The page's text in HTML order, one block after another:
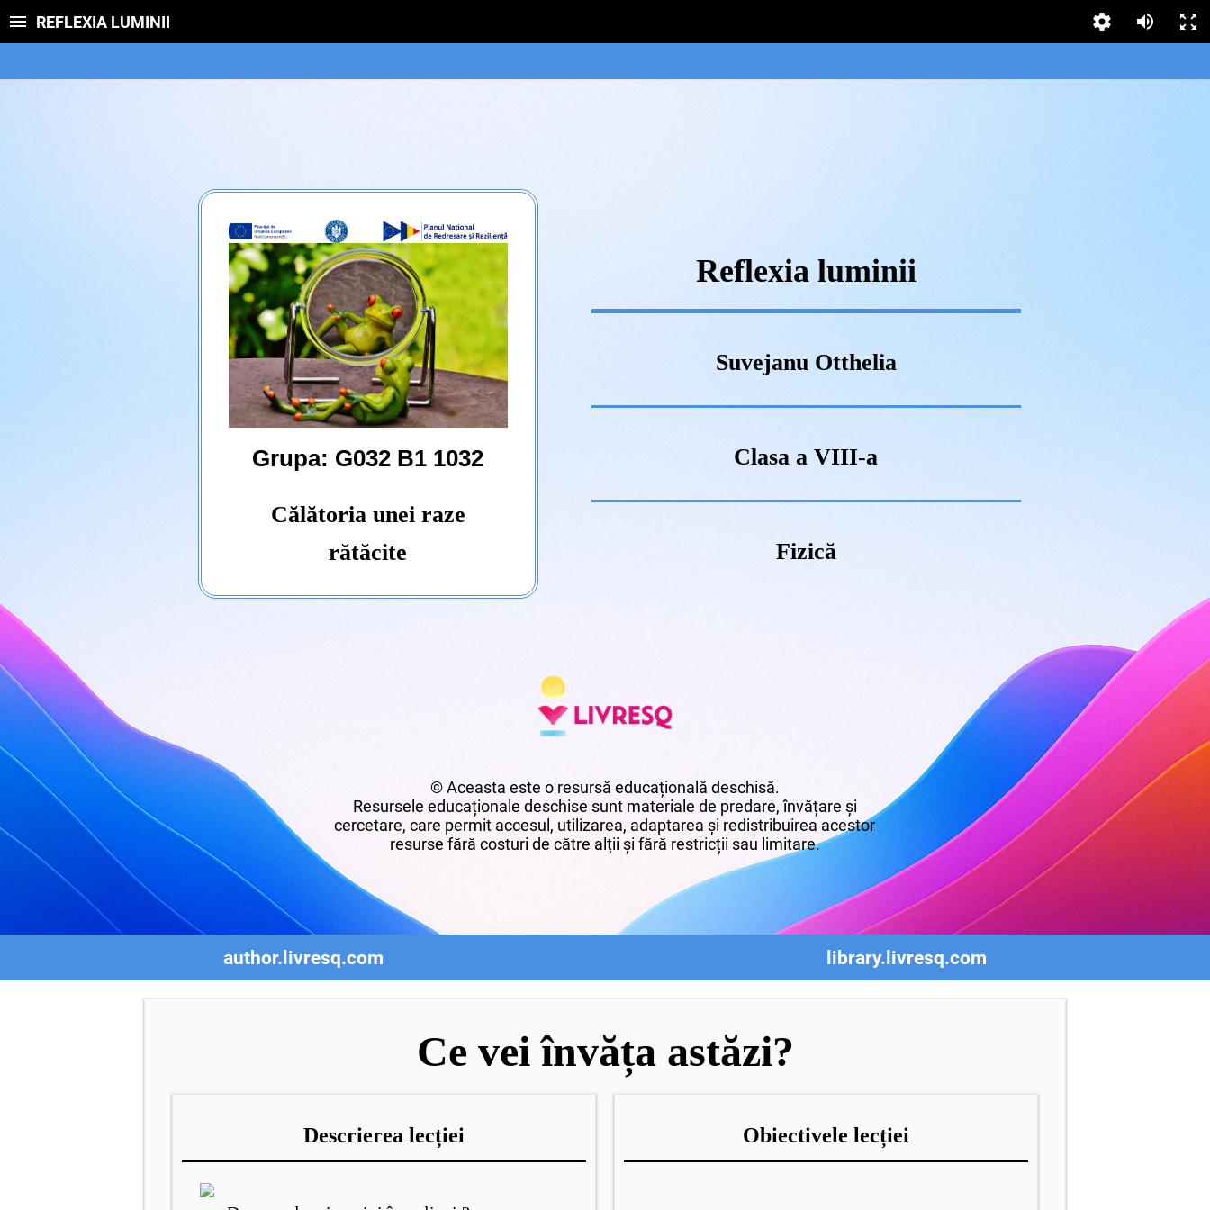
REFLEXIA LUMINII
Grupa: G032 B1 1032
Călătoria unei raze
rătăcite
Reflexia luminii
Suvejanu Otthelia
Clasa a VIII-a
Fizică
© Aceasta este o resursă educațională deschisă.
Resursele educaționale deschise sunt materiale de predare, învățare și
cercetare, care permit accesul, utilizarea, adaptarea și redistribuirea acestor
resurse fără costuri de către alții și fără restricții sau limitare.
author.livresq.com library.livresq.com
Ce vei învăța astăzi?
Descrierea lecției Obiectivele lecției